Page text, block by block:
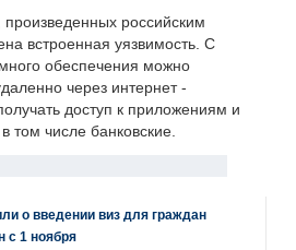
российским
встроенная уязвимость. С
обеспечения можно
через интернет -
доступ к приложениям и
том числе банковские.
о введении виз для граждан
с 1 ноября